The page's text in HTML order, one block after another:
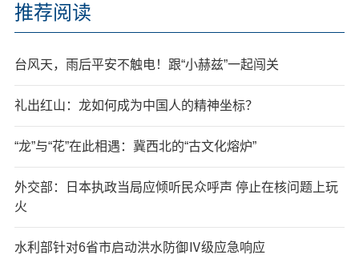
推荐阅读
台风天，雨后平安不触电！跟“小赫兹”一起闯关
礼出红山：龙如何成为中国人的精神坐标？
“龙”与“花”在此相遇：冀西北的“古文化熔炉”
外交部：日本执政当局应倾听民众呼声 停止在核问题上玩
火
水利部针对6省市启动洪水防御Ⅳ级应急响应